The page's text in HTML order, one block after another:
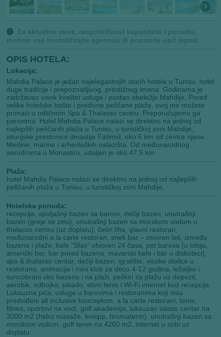
🅘
OPIS HOTELA:
Lokacija:
Mahdia Palace je jedan najelegantnijih starih hotela u Tunisu, hotel
duge tradicije i prepoznatljivog, prestižnog imena. Godinama je
zadržavao visok kvalitet usluge i postao obeležje Mahdije. Pored
velike hotelske bašte i predivne peščane plaže, svoj mir možete
pronaći u odličnom Spa & Thalasso centru. Preporučujemo ga
parovima. Hotel Mahdia Palace nalazi se direktno na jednoj od
najlepših peščanih plaža u Tunisu, u turističkoj zoni Mahdije,
istorijske prestonice dinastije Fatimid, oko 6 km od centra njene
Medine, marine i arheoloških nalazišta. Od međunarodnog
aerodroma u Monastiru, udaljen je oko 47,5 km
Plaža:
hotel Mahdia Palace nalazi se direktno na jednoj od najlepših
peščanih plaža u Tunisu, u turističkoj zoni Mahdije,
Hotelska ponuda:
recepcija, spoljašnji bazen sa barom, dečiji bazen, unutrašnji
bazen (greje se zimi), unutrašnji bazen sa morskom vodom u
thalasso centru (uz doplatu), četiri lifta, glavni restoran,
međunarodni a la carte restoran, snek bar – otvoren leti, između
bazena i plaže, kafe “Sfax“ otvoren 24 časa, pet barova (u lobiju,
američki bar, bar pored bazena, mavarski kafe i bar u diskoteci),
spa & thalasso centar, dečiji bazen, igralište, visoke stolice u
restoranu, animacija i mini klub za decu 4-12 godina, ležaljke i
suncobrani oko bazena i na plaži, peškiri za plažu uz depozit,
aerobik, odbojka, pikado, stoni tenis i Wi-Fi internet kod recepcije.
Luksuzna pića, usluge u barovima i restoranima koji nisu
predviđeni all inclusive konceptom, a la carte restorani, tenis,
fitnes, sportovi na vodi, golf akademija, luksuzan talaso centar na
3000 m2 (hidro masaže, kneipp, hromaterm), unutrašnji bazen sa
morskom vodom, golf teren na 4260 m2, internet u sobi uz
doplatu.